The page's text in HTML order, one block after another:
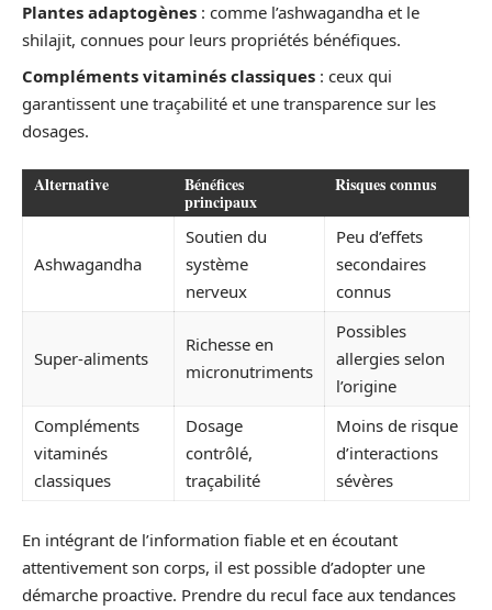
Plantes adaptogènes : comme l’ashwagandha et le
shilajit, connues pour leurs propriétés bénéfiques.
Compléments vitaminés classiques : ceux qui
garantissent une traçabilité et une transparence sur les
dosages.
Alternative Bénéfices
principaux
Risques connus
Ashwagandha
Soutien du
système
nerveux
Peu d’effets
secondaires
connus
Super-aliments
Richesse en
micronutriments
Possibles
allergies selon
l’origine
Compléments
vitaminés
classiques
Dosage
contrôlé,
traçabilité
Moins de risque
d’interactions
sévères
En intégrant de l’information fiable et en écoutant
attentivement son corps, il est possible d’adopter une
démarche proactive. Prendre du recul face aux tendances